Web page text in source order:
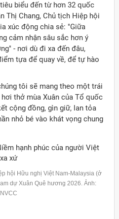
biểu đến từ hơn 32 quốc
Thị Chang, Chủ tịch Hiệp hội
xúc động chia sẻ: "Giữa
cảm nhận sâu sắc hơn ý
- nơi dù đi xa đến đâu,
tựa để quay về, để tự hào
tôi sẽ mang theo một trái
thở mùa Xuân của Tổ quốc
cộng đồng, gìn giữ, lan tỏa
nhỏ bé vào khát vọng chung
hội Hữu nghị Việt Nam-Malaysia (ở
dự Xuân Quê hương 2026. Ảnh:
NVCC